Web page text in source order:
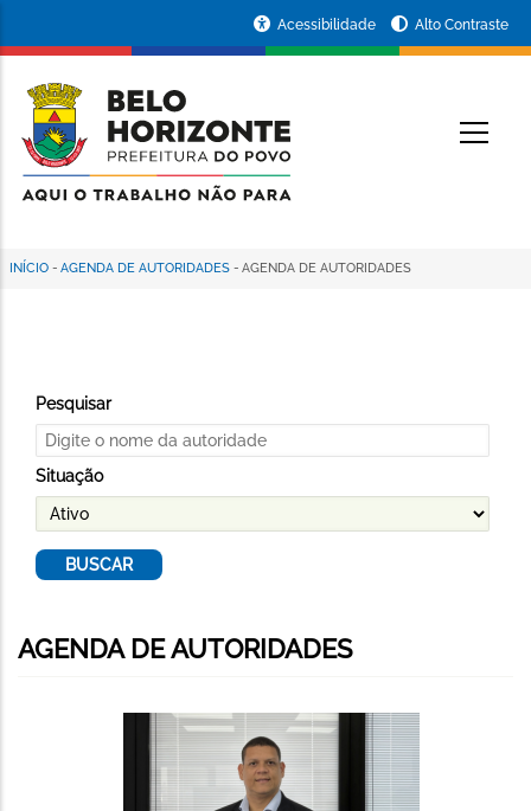
conteúdo
principal
da
Prefeitura
de
Horizonte
Acessibilidade Alto Contraste
Trilha
INÍCIO - AGENDA DE AUTORIDADES - AGENDA DE AUTORIDADES
Pesquisar
Situação
AGENDA DE AUTORIDADES